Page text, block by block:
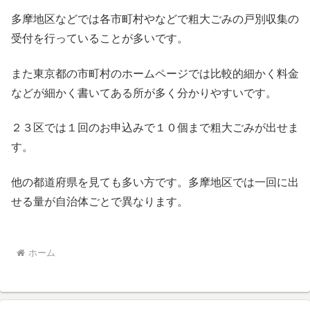
多摩地区などでは各市町村やなどで粗大ごみの戸別収集の
受付を行っていることが多いです。
また東京都の市町村のホームページでは比較的細かく料金
などが細かく書いてある所が多く分かりやすいです。
２３区では１回のお申込みで１０個まで粗大ごみが出せま
す。
他の都道府県を見ても多い方です。多摩地区では一回に出
せる量が自治体ごとで異なります。
ホーム